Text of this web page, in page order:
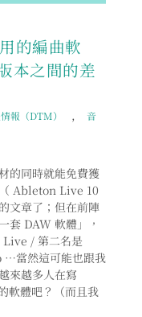
的編曲軟
本之間的差
報（DTM） ,
音
的同時就能免費獲
Ableton Live 10
文章了；但在前陣
套 DAW 軟體」，
/ 第二名是
當然這可能也跟我
來越多人在寫
軟體吧？（而且我